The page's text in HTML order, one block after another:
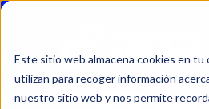
Este sitio web almacena cookies en tu
utilizan para recoger información
nuestro sitio web y nos permite